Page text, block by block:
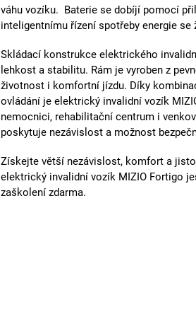
váhu vozíku. Baterie se dobíjí pomocí
inteligentnímu řízení spotřeby energie
Skládací konstrukce elektrického
lehkost a stabilitu. Rám je vyroben z
životnost i komfortní jízdu. Díky
ovládání je elektrický invalidní vozík
nemocnici, rehabilitační centrum i
poskytuje nezávislost a možnost
Získejte větší nezávislost, komfort a
elektrický invalidní vozík MIZIO Fortigo
zaškolení zdarma.